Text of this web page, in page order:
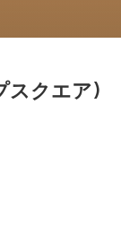
スクエア)